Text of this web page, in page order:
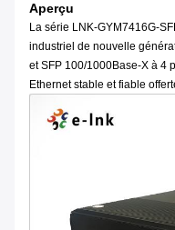
Aperçu
La série LNK-GYM7416G-
industriel de nouvelle
et SFP 100/1000Base-X à 4
Ethernet stable et fiable